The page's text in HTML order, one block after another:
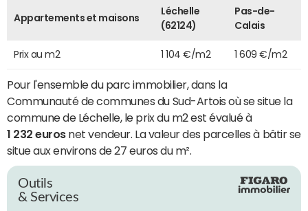
Appartements et maisons
Léchelle
(62124)
Pas-de-
Calais
Prix au m2 1 104 €/m2 1 609 €/m2
Pour l'ensemble du parc immobilier, dans la
Communauté de communes du Sud-Artois où se situe la
commune de Léchelle, le prix du m2 est évalué à
1 232 eurosnet vendeur. La valeur des parcelles à bâtir se
situe aux environs de 27 euros du m².
Outils
& Services